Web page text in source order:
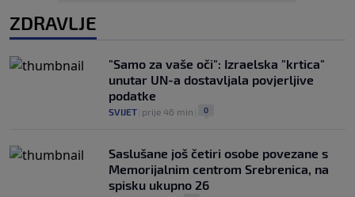
ZDRAVLJE
"Samo za vaše oči": Izraelska "krtica"
unutar UN-a dostavljala povjerljive
podatke
SVIJET prije 46 min 0
Saslušane još četiri osobe povezane s
Memorijalnim centrom Srebrenica, na
spisku ukupno 26